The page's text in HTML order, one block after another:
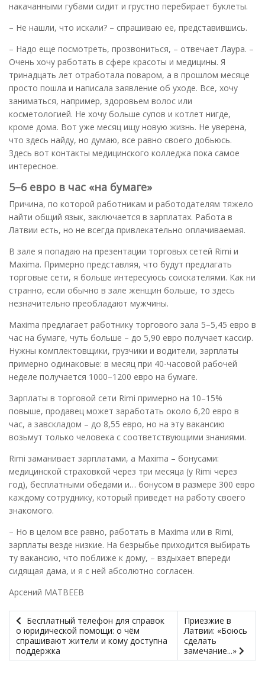
накачанными губами сидит и грустно перебирает буклеты.
– Не нашли, что искали? – спрашиваю ее, представившись.
– Надо еще посмотреть, прозвониться, – отвечает Лаура. –
Очень хочу работать в сфере красоты и медицины. Я
тринадцать лет отработала поваром, а в прошлом месяце
просто пошла и написала заявление об уходе. Все, хочу
заниматься, например, здоровьем волос или
косметологией. Не хочу больше супов и котлет нигде,
кроме дома. Вот уже месяц ищу новую жизнь. Не уверена,
что здесь найду, но думаю, все равно своего добьюсь.
Здесь вот контакты медицинского колледжа пока самое
интересное.
5–6 евро в час «на бумаге»
Причина, по которой работникам и работодателям тяжело
найти общий язык, заключается в зарплатах. Работа в
Латвии есть, но не всегда привлекательно оплачиваемая.
В зале я попадаю на презентации торговых сетей Rimi и
Maxima. Примерно представляя, что будут предлагать
торговые сети, я больше интересуюсь соискателями. Как ни
странно, если обычно в зале женщин больше, то здесь
незначительно преобладают мужчины.
Maxima предлагает работнику торгового зала 5–5,45 евро в
час на бумаге, чуть больше – до 5,90 евро получает кассир.
Нужны комплектовщики, грузчики и водители, зарплаты
примерно одинаковые: в месяц при 40-часовой рабочей
неделе получается 1000–1200 евро на бумаге.
Зарплаты в торговой сети Rimi примерно на 10–15%
повыше, продавец может заработать около 6,20 евро в
час, а завскладом – до 8,55 евро, но на эту вакансию
возьмут только человека с соответствующими знаниями.
Rimi заманивает зарплатами, а Maxima – бонусами:
медицинской страховкой через три месяца (у Rimi через
год), бесплатными обедами и… бонусом в размере 300 евро
каждому сотруднику, который приведет на работу своего
знакомого.
– Но в целом все равно, работать в Maxima или в Rimi,
зарплаты везде низкие. На безрыбье приходится выбирать
ту вакансию, что поближе к дому, – вздыхает впереди
сидящая дама, и я с ней абсолютно согласен.
Арсений МАТВЕЕВ
Бесплатный телефон для справок
о юридической помощи: о чём
спрашивают жители и кому доступна
поддержка
Приезжие в
Латвии: «Боюсь
сделать
замечание...»